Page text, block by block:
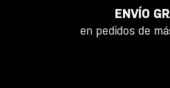
ENVÍO
en pedidos de